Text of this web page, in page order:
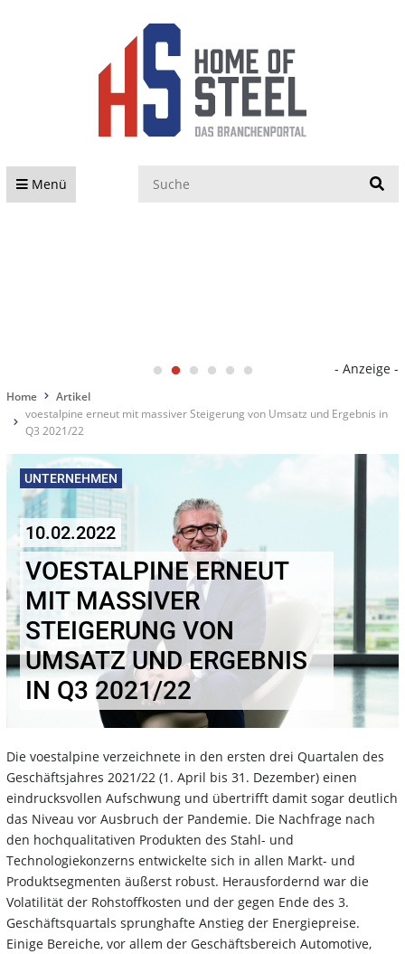
Menü
- Anzeige -
Home
Artikel
voestalpine erneut mit massiver Steigerung von Umsatz und Ergebnis in
Q3 2021/22
UNTERNEHMEN
10.02.2022
VOESTALPINE ERNEUT
MIT MASSIVER
STEIGERUNG VON
UMSATZ UND ERGEBNIS
IN Q3 2021/22
Die voestalpine verzeichnete in den ersten drei Quartalen des
Geschäftsjahres 2021/22 (1. April bis 31. Dezember) einen
eindrucksvollen Aufschwung und übertrifft damit sogar deutlich
das Niveau vor Ausbruch der Pandemie. Die Nachfrage nach
den hochqualitativen Produkten des Stahl- und
Technologiekonzerns entwickelte sich in allen Markt- und
Produktsegmenten äußerst robust. Herausfordernd war die
Volatilität der Rohstoffkosten und der gegen Ende des 3.
Geschäftsquartals sprunghafte Anstieg der Energiepreise.
Einige Bereiche, vor allem der Geschäftsbereich Automotive,